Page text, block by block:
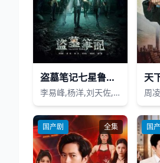
盗墓笔记七星鲁王宫
李易峰,杨洋,刘天佐,李晨浩,苏青,魏巍,黄宥明,李昕亮,颖儿,郑佩佩,唐嫣,孙耀琦,张智尧,张晓晨
天
周
国产剧 全集 国